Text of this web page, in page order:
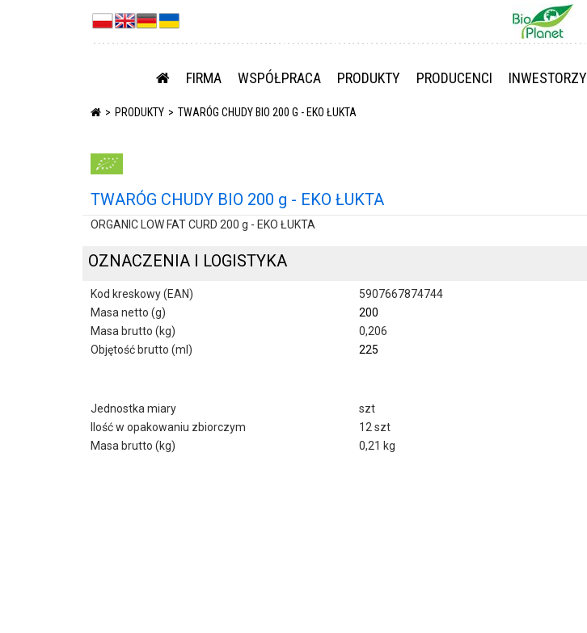
FIRMA WSPÓŁPRACA PRODUKTY PRODUCENCI INWESTORZY
PRODUKTY TWARÓG CHUDY BIO 200 G - EKO ŁUKTA
TWARÓG CHUDY BIO 200 g - EKO ŁUKTA
ORGANIC LOW FAT CURD 200 g - EKO ŁUKTA
OZNACZENIA I LOGISTYKA
Kod kreskowy (EAN)
5907667874744
Masa netto (g)
200
Masa brutto (kg)
0,206
Objętość brutto (ml)
225
Jednostka miary
szt
Ilość w opakowaniu zbiorczym
12 szt
Masa brutto (kg)
0,21 kg